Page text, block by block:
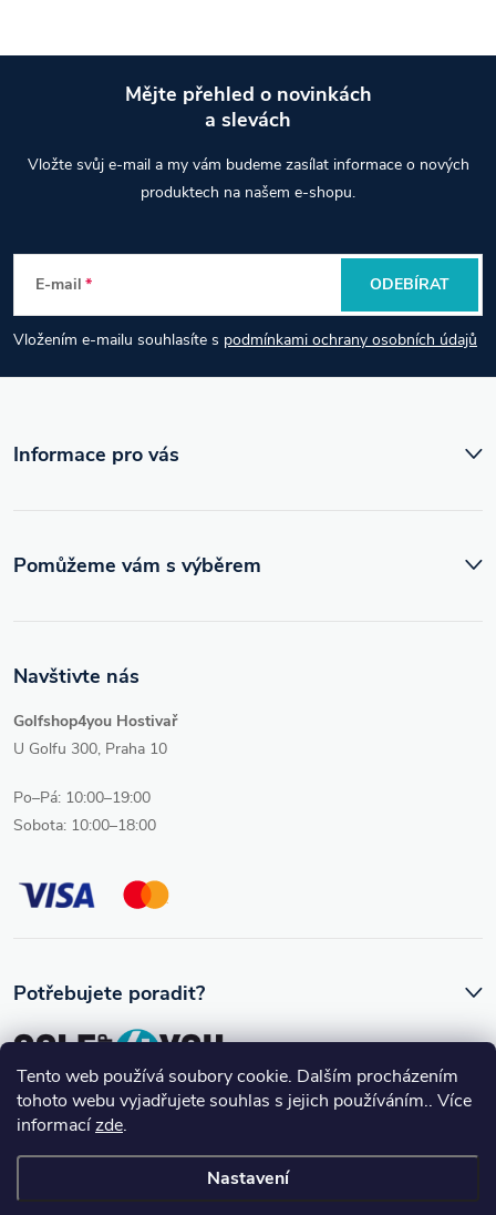
Tento web používá soubory cookie. Dalším procházením
tohoto webu vyjadřujete souhlas s jejich používáním.. Více
informacízde.
Nastavení
p
a
t
Mějte přehled o novinkách
a slevách
Vložte svůj e-mail a my vám budeme zasílat informace o nových
produktech na našem e-shopu.
E-mail
Vložením e-mailu souhlasíte s podmínkami ochrany osobních údajů
ODEBÍRAT
Informace pro vás
Navštivte nás
Golfshop4you Hostivař
U Golfu 300, Praha 10
Po–Pá: 10:00–19:00
Sobota: 10:00–18:00
Pomůžeme vám s výběrem
Potřebujete poradit?
Ozve se vám skutečný člověk, který golfovému vybavení rozumí.